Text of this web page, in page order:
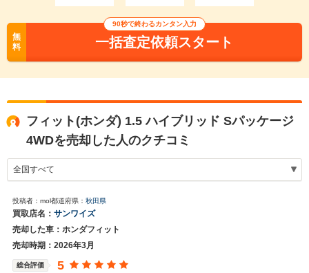
無
料
90秒で終わるカンタン入力
一括査定依頼スタート
フィット(ホンダ) 1.5 ハイブリッド Sパッケージ
4WDを売却した人のクチコミ
投稿者：mol都道府県： 秋田県
買取店名： サンワイズ
売却した車：ホンダフィット
売却時期：2026年3月
総合評価 5